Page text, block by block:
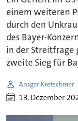
einem weiteren
durch den
des Bayer-
in der Streitfrage
zweite Sieg für
Ansgar Kretschmer
13. Dezember